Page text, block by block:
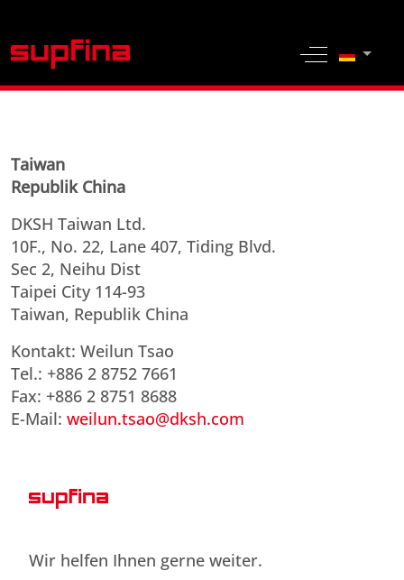
Off-Canvas
Sprache
Taiwan
Republik China
DKSH Taiwan Ltd.
10F., No. 22, Lane 407, Tiding Blvd.
Sec 2, Neihu Dist
Taipei City 114-93
Taiwan, Republik China
Kontakt: Weilun Tsao
Tel.: +886 2 8752 7661
Fax: +886 2 8751 8688
E-Mail: weilun.tsao@dksh.com
Wir helfen Ihnen gerne weiter.